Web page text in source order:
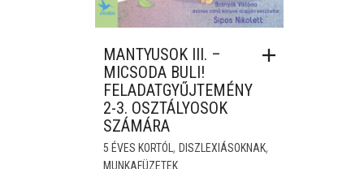
MANTYUSOK III. –
MICSODA BULI!
FELADATGYŰJTEMÉNY
2-3. OSZTÁLYOSOK
SZÁMÁRA
5 ÉVES KORTÓL , DISZLEXIÁSOKNAK,
MUNKAFÜZETEK